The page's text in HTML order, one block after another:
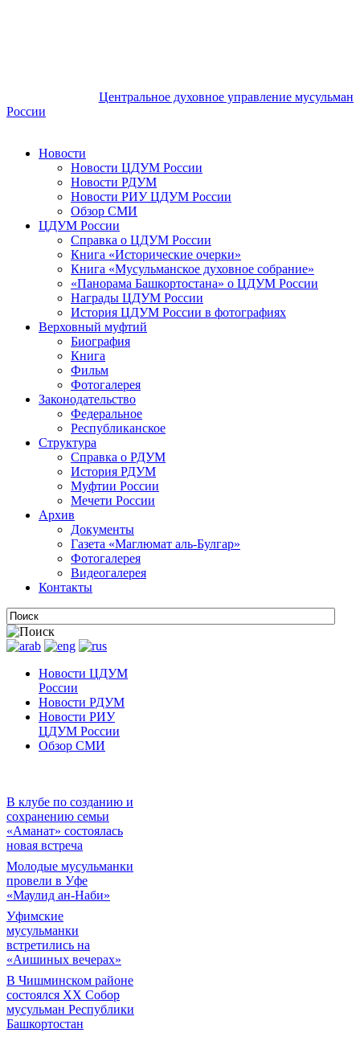
Центральное духовное управление мусульман
России
Новости
Новости ЦДУМ России
Новости РДУМ
Новости РИУ ЦДУМ России
Обзор СМИ
ЦДУМ России
Справка о ЦДУМ России
Книга «Исторические очерки»
Книга «Мусульманское духовное собрание»
«Панорама Башкортостана» о ЦДУМ России
Награды ЦДУМ России
История ЦДУМ России в фотографиях
Верховный муфтий
Биография
Книга
Фильм
Фотогалерея
Законодательство
Федеральное
Республиканское
Структура
Справка о РДУМ
История РДУМ
Муфтии России
Мечети России
Архив
Документы
Газета «Маглюмат аль-Булгар»
Фотогалерея
Видеогалерея
Контакты
Новости ЦДУМ
России
Новости РДУМ
Новости РИУ
ЦДУМ России
Обзор СМИ
В клубе по созданию и
сохранению семьи
«Аманат» состоялась
новая встреча
Молодые мусульманки
провели в Уфе
«Маулид ан-Наби»
Уфимские
мусульманки
встретились на
«Аишиных вечерах»
В Чишминском районе
состоялся XX Собор
мусульман Республики
Башкортостан